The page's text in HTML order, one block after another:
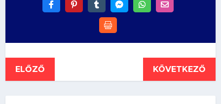
ELŐZŐ KÖVETKEZŐ